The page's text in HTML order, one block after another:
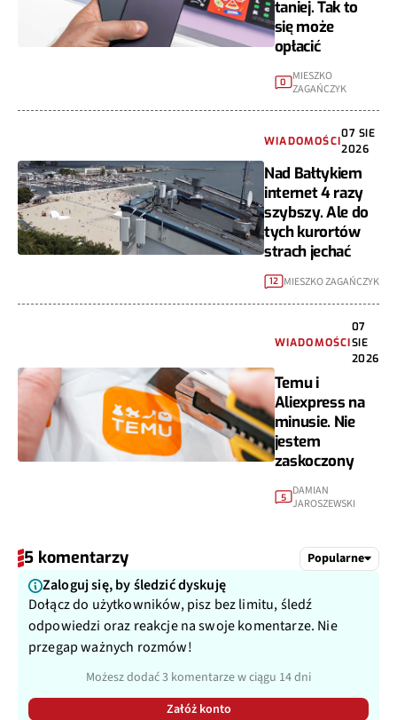
taniej. Tak to
się może
opłacić
0 MIESZKO
ZAGAŃCZYK
WIADOMOŚCI
07 SIE
2026
Nad Bałtykiem
internet 4 razy
szybszy. Ale do
tych kurortów
strach jechać
12 MIESZKO ZAGAŃCZYK
WIADOMOŚCI
07
SIE
2026
Temu i
Aliexpress na
minusie. Nie
jestem
zaskoczony
5 DAMIAN
JAROSZEWSKI
5 komentarzy Popularne
Zaloguj się, by śledzić dyskuję
Dołącz do użytkowników, pisz bez limitu, śledź
odpowiedzi oraz reakcje na swoje komentarze. Nie
przegap ważnych rozmów!
Możesz dodać 3 komentarze w ciągu 14 dni
Załóż konto